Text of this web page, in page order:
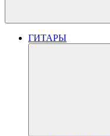
ГИТАРЫ